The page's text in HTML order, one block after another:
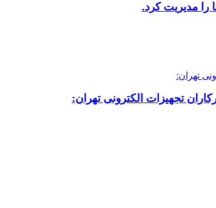
را مدیریت کرد.
تجهیزات الکترونی تهران: